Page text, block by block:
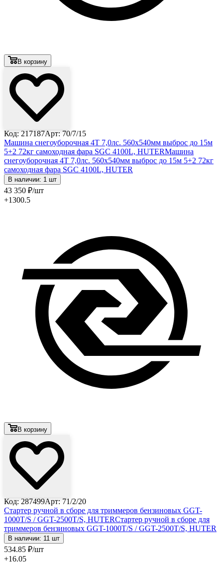
В корзину
Код: 217187Арт: 70/7/15
Машина снегоуборочная 4Т 7,0лс. 560х540мм выброс до 15м
5+2 72кг самоходная фара SGC 4100L, HUTERМашина
снегоуборочная 4Т 7,0лс. 560х540мм выброс до 15м 5+2 72кг
самоходная фара SGC 4100L, HUTER
В наличии: 1 шт
43 350 ₽/шт
+1300.5
В корзину
Код: 287499Арт: 71/2/20
Стартер ручной в сборе для триммеров бензиновых GGT-
1000T/S / GGT-2500T/S, HUTERСтартер ручной в сборе для
триммеров бензиновых GGT-1000T/S / GGT-2500T/S, HUTER
В наличии: 11 шт
534.85 ₽/шт
+16.05